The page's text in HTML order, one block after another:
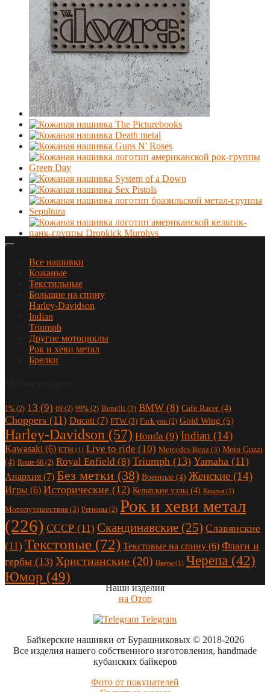
Все нашивки
Кожаные
Текстильные
Большие на спину
Harley-Davidson
Indian
Triumph
Другие мотоциклы
Рок и хеви метал
Брелки
1% (2) 13 (9) 69 (2) 99% (2) Benelli (3) BMW (8) Cafe Racer (4)
Choppers (11) Ducati (7) FTW (3) Fuck you (2) Gold Wing (5)
Harley-Davidson (57) Honda (9) Indian (14)
Kawasaki (6) KTM (1) Live to ride (10) Mercedes-Benz (3) Moto Guzzi
(4) Route 66 (2) Royal Enfield (8) Triumph (13) Yamaha (11)
Анархия (7) Без метки (38) Военные (4) Женские (14)
Игры (6) Исторические (12) Кельтские узлы (4) Крылья (1)
Мотопутешествия (3) Регионы (2) Рок и хеви метал
(226) СССР (11) Скандинавские (25) Славянские
(11) Текстовые (72) Текстовые на спину (6) Флаги и
гербы (13) Христианские (20) Цветы (1) Черепа (42)
Юмор (49)
Наши изделия
на Ozon
Telegram
Байкерские нашивки от Бурашниковых© 2018-2026
Все изделия нашего собственного изготовления, handmade
кубанских байкеров
Фото от покупателей